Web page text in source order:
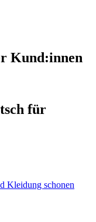
Kund:innen
für
Kleidung schonen